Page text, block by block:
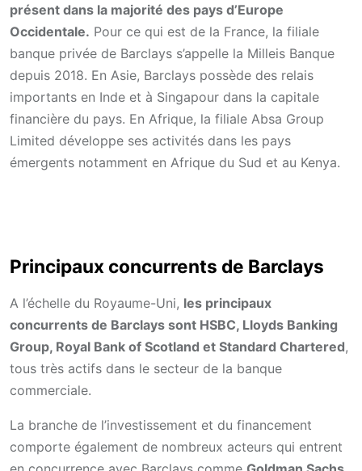
présent dans la majorité des pays d’Europe
Occidentale. Pour ce qui est de la France, la filiale
banque privée de Barclays s’appelle la Milleis Banque
depuis 2018. En Asie, Barclays possède des relais
importants en Inde et à Singapour dans la capitale
financière du pays. En Afrique, la filiale Absa Group
Limited développe ses activités dans les pays
émergents notamment en Afrique du Sud et au Kenya.
Principaux concurrents de Barclays
A l’échelle du Royaume-Uni, les principaux
concurrents de Barclays sont HSBC, Lloyds Banking
Group, Royal Bank of Scotland et Standard Chartered,
tous très actifs dans le secteur de la banque
commerciale.
La branche de l’investissement et du financement
comporte également de nombreux acteurs qui entrent